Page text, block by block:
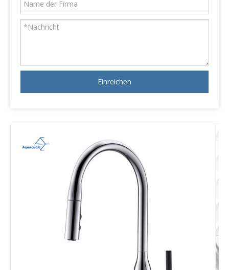
Einreichen